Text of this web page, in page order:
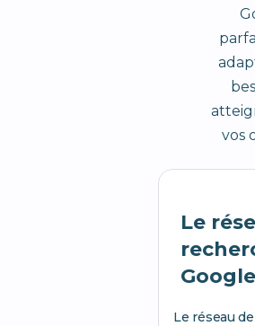
vos
Le
Google
Le réseau